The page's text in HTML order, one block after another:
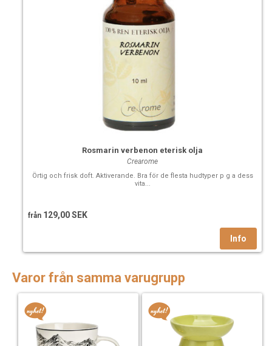
Rosmarin verbenon eterisk olja
Crearome
Örtig och frisk doft. Aktiverande. Bra för de flesta hudtyper p g a dess
vita...
från 129,00 SEK
Varor från samma varugrupp